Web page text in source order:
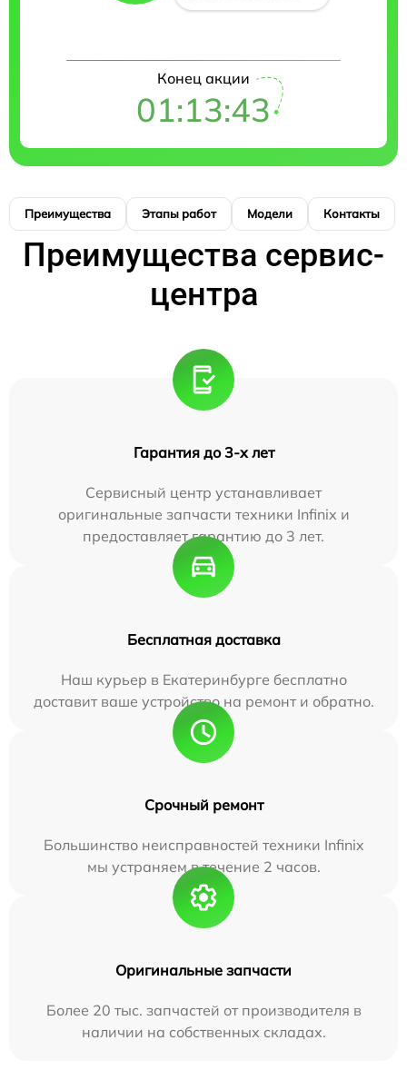
Конец акции
01:13:42
Преимущества Этапы работ Модели Контакты
Преимущества сервис-
центра
Гарантия до 3-х лет
Сервисный центр устанавливает
оригинальные запчасти техники Infinix и
предоставляет гарантию до 3 лет.
Бесплатная доставка
Наш курьер в Екатеринбурге бесплатно
доставит ваше устройство на ремонт и обратно.
Срочный ремонт
Большинство неисправностей техники Infinix
мы устраняем в течение 2 часов.
Оригинальные запчасти
Более 20 тыс. запчастей от производителя в
наличии на собственных складах.